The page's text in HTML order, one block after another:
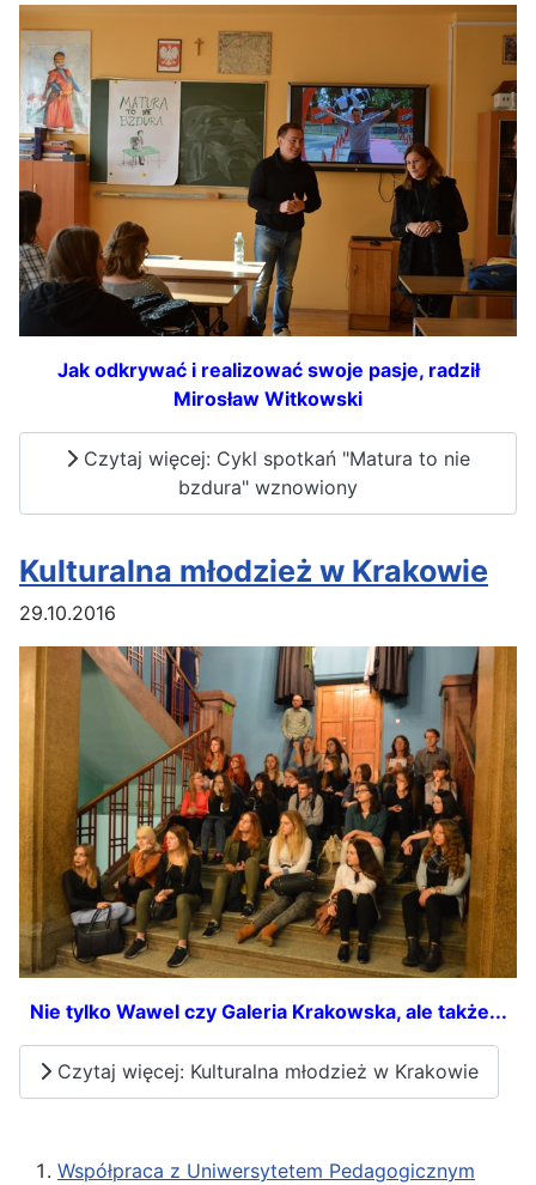
Jak odkrywać i realizować swoje pasje, radził
Mirosław Witkowski
Czytaj więcej: Cykl spotkań "Matura to nie
bzdura" wznowiony
Kulturalna młodzież w Krakowie
29.10.2016
Nie tylko Wawel czy Galeria Krakowska, ale także...
Czytaj więcej: Kulturalna młodzież w Krakowie
Współpraca z Uniwersytetem Pedagogicznym